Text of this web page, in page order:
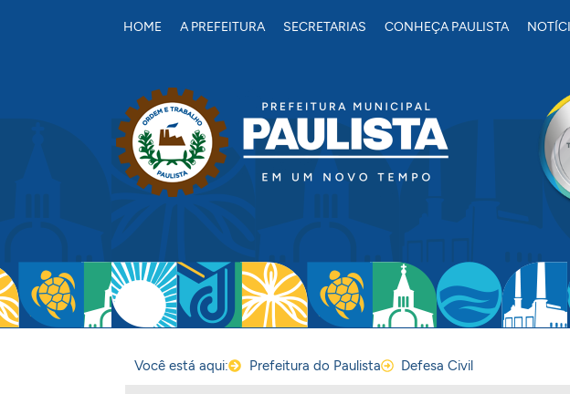
HOME A PREFEITURA SECRETARIAS CONHEÇA PAULISTA
Você está aqui: Prefeitura do Paulista Defesa Civil